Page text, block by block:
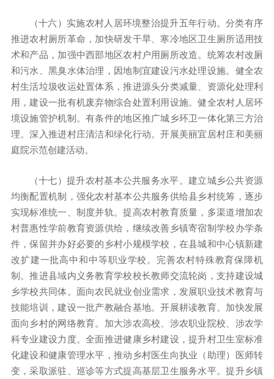
（十六）实施农村人居环境整治提升五年行动。分类有序
推进农村厕所革命，加快研发干旱、寒冷地区卫生厕所适用技
术和产品，加强中西部地区农村户用厕所改造。统筹农村改厕
和污水、黑臭水体治理，因地制宜建设污水处理设施。健全农
村生活垃圾收运处置体系，推进源头分类减量、资源化处理利
用，建设一批有机废弃物综合处置利用设施。健全农村人居环
境设施管护机制。有条件的地区推广城乡环卫一体化第三方治
理。深入推进村庄清洁和绿化行动。开展美丽宜居村庄和美丽
庭院示范创建活动。
（十七）提升农村基本公共服务水平。建立城乡公共资源
均衡配置机制，强化农村基本公共服务供给县乡村统筹，逐步
实现标准统一、制度并轨。提高农村教育质量，多渠道增加农
村普惠性学前教育资源供给，继续改善乡镇寄宿制学校办学条
件，保留并办好必要的乡村小规模学校，在县城和中心镇新建
改扩建一批高中和中等职业学校。完善农村特殊教育保障机
制。推进县域内义务教育学校校长教师交流轮岗，支持建设城
乡学校共同体。面向农民就业创业需求，发展职业技术教育与
技能培训，建设一批产教融合基地。开展耕读教育。加快发展
面向乡村的网络教育。加大涉农高校、涉农职业院校、涉农学
科专业建设力度。全面推进健康乡村建设，提升村卫生室标准
化建设和健康管理水平，推动乡村医生向执业（助理）医师转
变，采取派驻、巡诊等方式提高基层卫生服务水平。提升乡镇